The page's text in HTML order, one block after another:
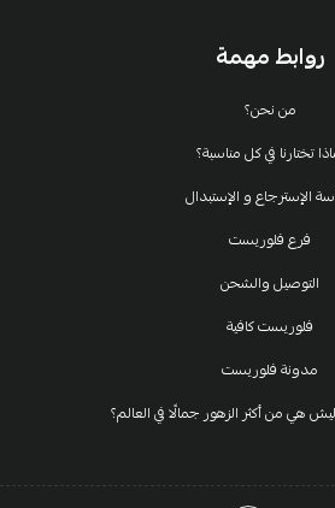
روابط مهمة
من نحن؟
تختارنا في كل مناسبة؟
الإسترجاع و الإستبدال
فرع فلوريست
التوصيل والشحن
فلوريست كافية
مدونة فلوريست
هي من أكثر الزهور جمالًا في العالم؟